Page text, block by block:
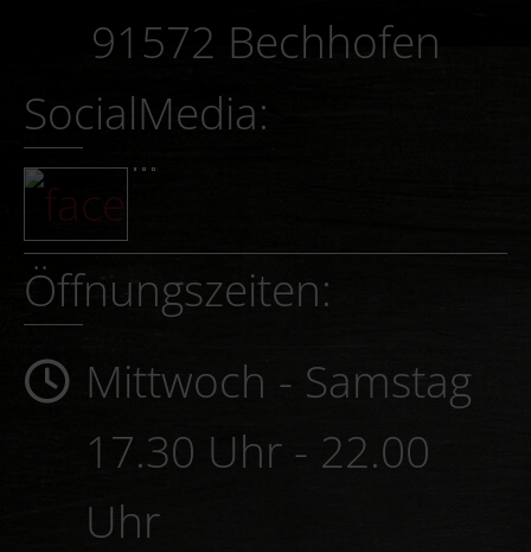
91572 Bechhofen
SocialMedia:
Öffnungszeiten:
Mittwoch - Samstag
17.30 Uhr - 22.00
Uhr